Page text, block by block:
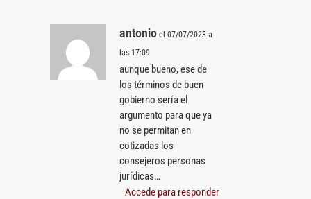
antonio el 07/07/2023 a
las 17:09
aunque bueno, ese de
los términos de buen
gobierno sería el
argumento para que ya
no se permitan en
cotizadas los
consejeros personas
jurídicas…
Accede para responder